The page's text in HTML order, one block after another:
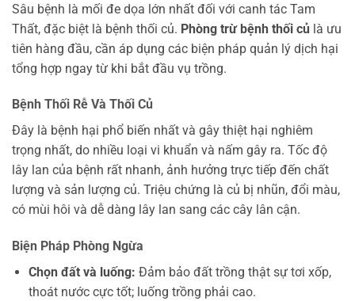
Sâu bệnh là mối đe dọa lớn nhất đối với canh tác Tam
Thất, đặc biệt là bệnh thối củ. Phòng trừ bệnh thối củ là ưu
tiên hàng đầu, cần áp dụng các biện pháp quản lý dịch hại
tổng hợp ngay từ khi bắt đầu vụ trồng.
Bệnh Thối Rễ Và Thối Củ
Đây là bệnh hại phổ biến nhất và gây thiệt hại nghiêm
trọng nhất, do nhiều loại vi khuẩn và nấm gây ra. Tốc độ
lây lan của bệnh rất nhanh, ảnh hưởng trực tiếp đến chất
lượng và sản lượng củ. Triệu chứng là củ bị nhũn, đổi màu,
có mùi hôi và dễ dàng lây lan sang các cây lân cận.
Biện Pháp Phòng Ngừa
Chọn đất và luống: Đảm bảo đất trồng thật sự tơi xốp,
thoát nước cực tốt; luống trồng phải cao.